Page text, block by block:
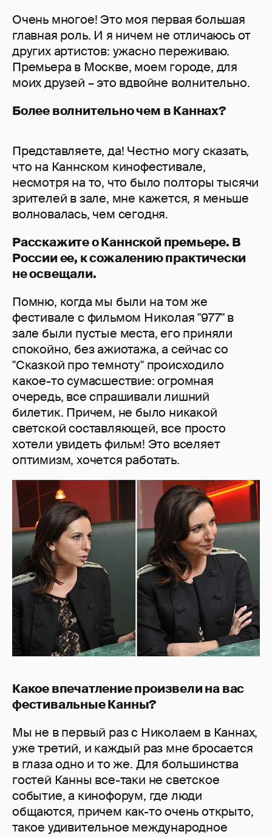
Очень многое! Это моя первая большая
главная роль. И я ничем не отличаюсь от
других артистов: ужасно переживаю.
Премьера в Москве, моем городе, для
моих друзей – это вдвойне волнительно.
Более волнительно чем в Каннах?
Представляете, да! Честно могу сказать,
что на Каннском кинофестивале,
несмотря на то, что было полторы тысячи
зрителей в зале, мне кажется, я меньше
волновалась, чем сегодня.
Расскажите о Каннской премьере. В
России ее, к сожалению практически
не освещали.
Помню, когда мы были на том же
фестивале с фильмом Николая "977" в
зале были пустые места, его приняли
спокойно, без ажиотажа, а сейчас со
"Сказкой про темноту" происходило
какое-то сумасшествие: огромная
очередь, все спрашивали лишний
билетик. Причем, не было никакой
светской составляющей, все просто
хотели увидеть фильм! Это вселяет
оптимизм, хочется работать.
Какое впечатление произвели на вас
фестивальные Канны?
Мы не в первый раз с Николаем в Каннах,
уже третий, и каждый раз мне бросается
в глаза одно и то же. Для большинства
гостей Канны все-таки не светское
событие, а кинофорум, где люди
общаются, причем как-то очень открыто,
такое удивительное международное